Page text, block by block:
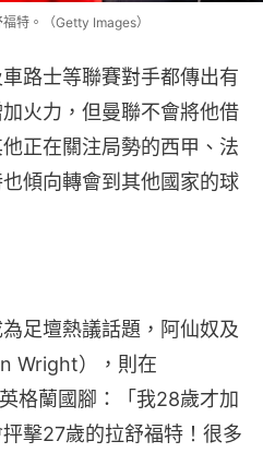
特。（Getty Images）
路士等聯賽對手都傳出有
火力，但曼聯不會將他借
正在關注局勢的西甲、法
傾向轉會到其他國家的球
足壇熱議話題，阿仙奴及
Wright），則在
格蘭國腳：「我28歲才加
擊27歲的拉舒福特！很多